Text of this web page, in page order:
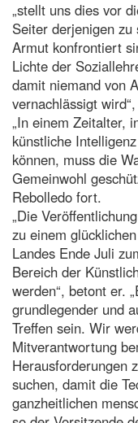
„stellt uns dies vor
Seiter derjenigen
Armut konfrontiert
Lichte der
damit niemand von
vernachlässigt
„In einem Zeitalter,
künstliche
können, muss die
Gemeinwohl
Rebolledo fort.
„Die
zu einem
Landes Ende Juli
Bereich der
werden“, betont er.
grundlegender und
Treffen sein. Wir
Mitverantwortung
Herausforderungen
suchen, damit die
ganzheitlichen